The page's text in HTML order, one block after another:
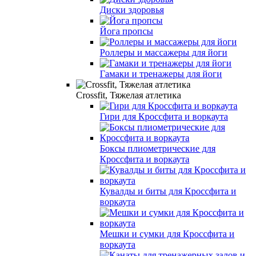
Диски здоровья
Йога пропсы
Роллеры и массажеры для йоги
Гамаки и тренажеры для йоги
Crossfit, Тяжелая атлетика
Гири для Кроссфита и воркаута
Боксы плиометрические для
Кроссфита и воркаута
Кувалды и биты для Кроссфита и
воркаута
Мешки и сумки для Кроссфита и
воркаута